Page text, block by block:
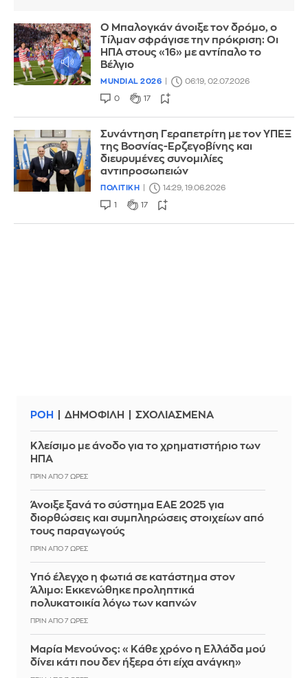
Ο Μπαλογκάν άνοιξε τον δρόμο, ο
Τίλμαν σφράγισε την πρόκριση: Οι
ΗΠΑ στους «16» με αντίπαλο το
Βέλγιο
MUNDIAL 2026 06:19, 02.07.2026
0 17
Συνάντηση Γεραπετρίτη με τον ΥΠΕΞ
της Βοσνίας-Ερζεγοβίνης και
διευρυμένες συνομιλίες
αντιπροσωπειών
ΠΟΛΙΤΙΚΗ 14:29, 19.06.2026
1 17
ΡΟΗ ΔΗΜΟΦΙΛΗ ΣΧΟΛΙΑΣΜΕΝΑ
Κλείσιμο με άνοδο για το χρηματιστήριο των
ΗΠΑ
ΠΡΙΝ ΑΠΌ 7 ΏΡΕΣ
Άνοιξε ξανά το σύστημα ΕΑΕ 2025 για
διορθώσεις και συμπληρώσεις στοιχείων από
τους παραγωγούς
ΠΡΙΝ ΑΠΌ 7 ΏΡΕΣ
Yπό έλεγχο η φωτιά σε κατάστημα στον
Άλιμο: Εκκενώθηκε προληπτικά
πολυκατοικία λόγω των καπνών
ΠΡΙΝ ΑΠΌ 7 ΏΡΕΣ
Μαρία Μενούνος: «Κάθε χρόνο η Ελλάδα μού
δίνει κάτι που δεν ήξερα ότι είχα ανάγκη»